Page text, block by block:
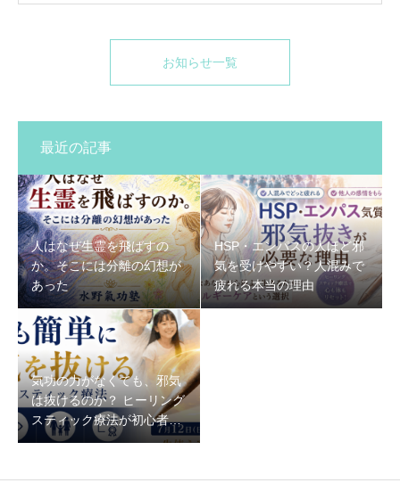
お知らせ一覧
最近の記事
人はなぜ生霊を飛ばすの
か。そこには分離の幻想が
あった
HSP・エンパスの人ほど邪
気を受けやすい？人混みで
疲れる本当の理由
気功の力がなくても、邪気
は抜けるのか？ ヒーリング
スティック療法が初心者で
もできる理由